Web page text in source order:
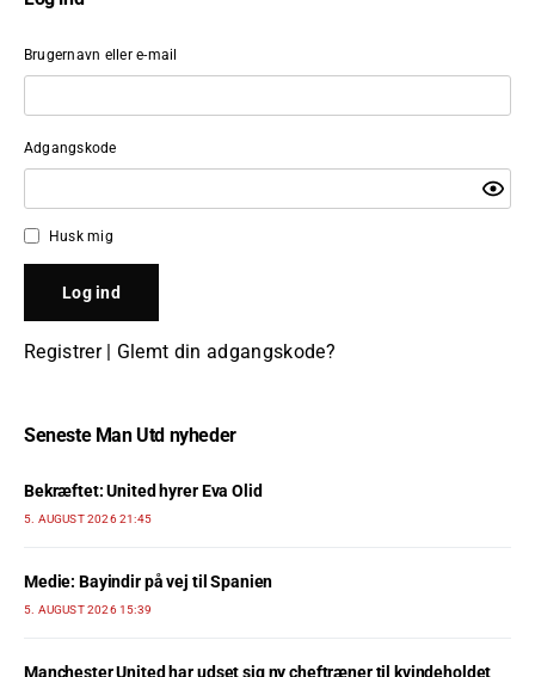
Brugernavn eller e-mail
Adgangskode
Husk mig
Registrer| Glemt din adgangskode?
Seneste Man Utd nyheder
Bekræftet: United hyrer Eva Olid
5. AUGUST 2026 21:45
Medie: Bayindir på vej til Spanien
5. AUGUST 2026 15:39
Manchester United har udset sig ny cheftræner til kvindeholdet